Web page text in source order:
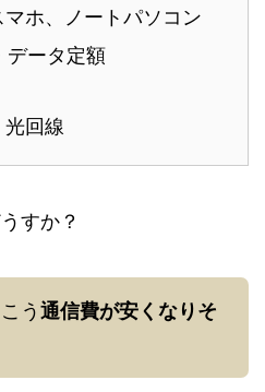
ホ、ノートパソコン
データ定額
光回線
すか？
う通信費が安くなりそ